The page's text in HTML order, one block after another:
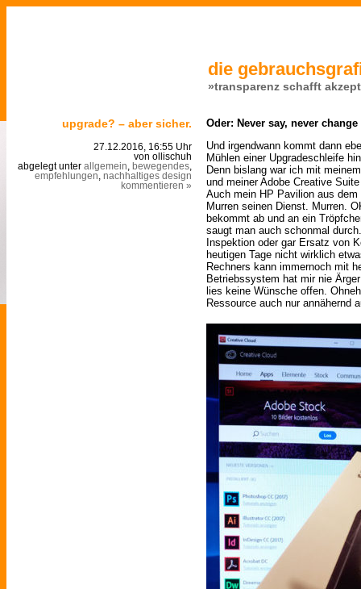
die
»transparenz schafft
upgrade? – aber sicher.
27.12.2016, 16:55 Uhr
von ollischuh
abgelegt unter allgemein bewegendes
empfehlungen nachhaltiges design
kommentieren »
Oder: Never say, never
Und irgendwann kommt dann
Mühlen einer Upgradeschleife
Denn bislang war ich mit
und meiner Adobe Creative
Auch mein HP Pavilion aus
Murren seinen Dienst. Murren.
bekommt ab und an ein
saugt man auch schonmal
Inspektion oder gar Ersatz von
heutigen Tage nicht wirklich
Rechners kann immernoch mit
Betriebssystem hat mir nie
lies keine Wünsche offen.
Ressource auch nur annähernd